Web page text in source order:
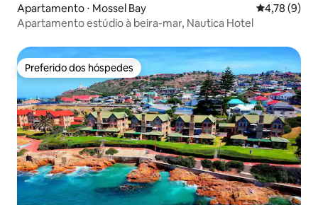
Apartamento ⋅ Mossel Bay 4,78 de
4,78 (9)
Apartamento estúdio à beira-mar, Nautica Hotel
Preferido dos hóspedes
Preferido dos hóspedes